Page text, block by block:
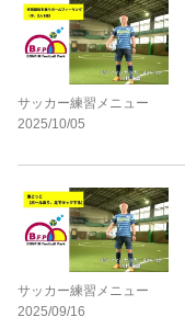
サッカー練習メニュー
2025/10/05
サッカー練習メニュー
2025/09/16